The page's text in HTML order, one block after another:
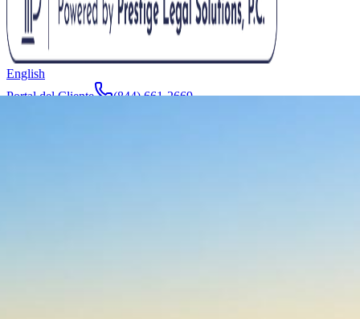
English
Portal del Cliente
(844) 661-2669